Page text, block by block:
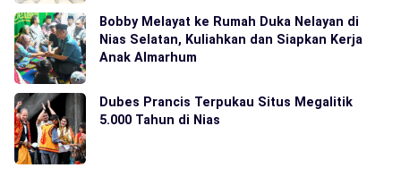
Bobby Melayat ke Rumah Duka Nelayan di
Nias Selatan, Kuliahkan dan Siapkan Kerja
Anak Almarhum
Dubes Prancis Terpukau Situs Megalitik
5.000 Tahun di Nias